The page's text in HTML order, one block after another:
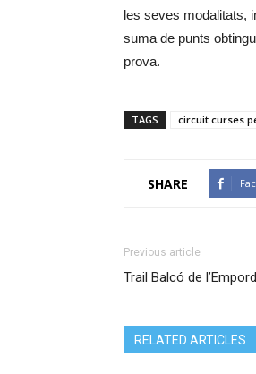
les seves modalitats,
suma de punts
prova.
TAGS circuit curses
SHARE
Previous article
Trail Balcó de
RELATED ARTICLES